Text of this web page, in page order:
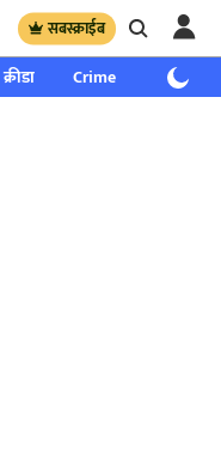
सबस्क्राईब
क्रीडा Crime साप्ताहिक